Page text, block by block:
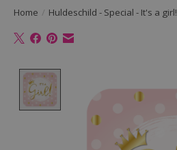
Home / Huldeschild - Special - It's a girl!